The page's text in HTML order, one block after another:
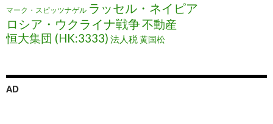
マーク・スピッツナゲル ラッセル・ネイピア
ロシア・ウクライナ戦争不動産
恒大集団 (HK:3333) 法人税黄国松
AD